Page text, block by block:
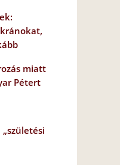
miatt
Pétert